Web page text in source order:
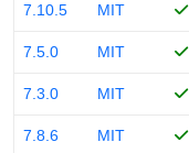
7.10.5 MIT
7.5.0 MIT
7.3.0 MIT
7.8.6 MIT